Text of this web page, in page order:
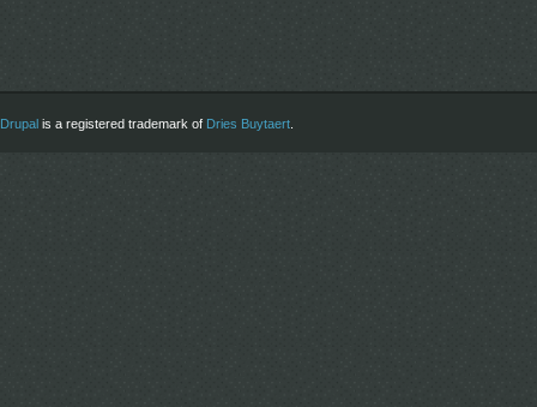
Drupal is a registered trademark of Dries Buytaert